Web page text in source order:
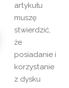
artykułu
muszę
stwierdzić,
że
posiadanie i
korzystanie
z dysku